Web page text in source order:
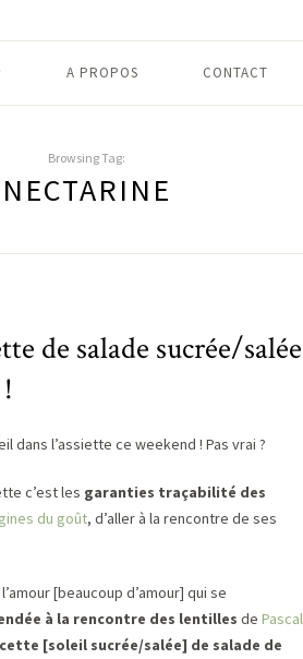
A PROPOS CONTACT
Browsing Tag:
NECTARINE
de salade sucrée/salée
dans l’assiette ce weekend ! Pas vrai ?
c’est les garanties traçabilité des
du goût, d’aller à la rencontre de ses
[beaucoup d’amour] qui se
à la rencontre des lentilles de Pascal
[soleil sucrée/salée] de salade de